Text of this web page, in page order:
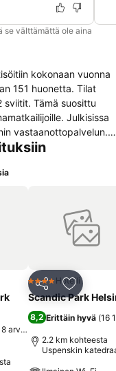
se välttämättä ole aina
kokonaan vuonna
151 huonetta. Tilat
sviitit. Tämä suosittu
Julkisissa
vastaanottopalvelun.
arvoesineiden
hissin.
internet-
tai kotiin. Pitempään
Vierailla on
arviota
Jaa Lisää
4 Tähtiluokitus
Hotelli
Scandic Park
8,2 Erittäin hyvä (16
2.2 km kohteesta
Uspenskin